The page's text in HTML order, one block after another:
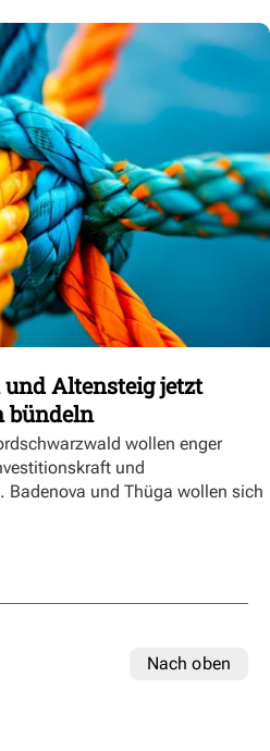
Altensteig jetzt
bündeln
wollen enger
und
Badenova und Thüga wollen sich
Nach oben